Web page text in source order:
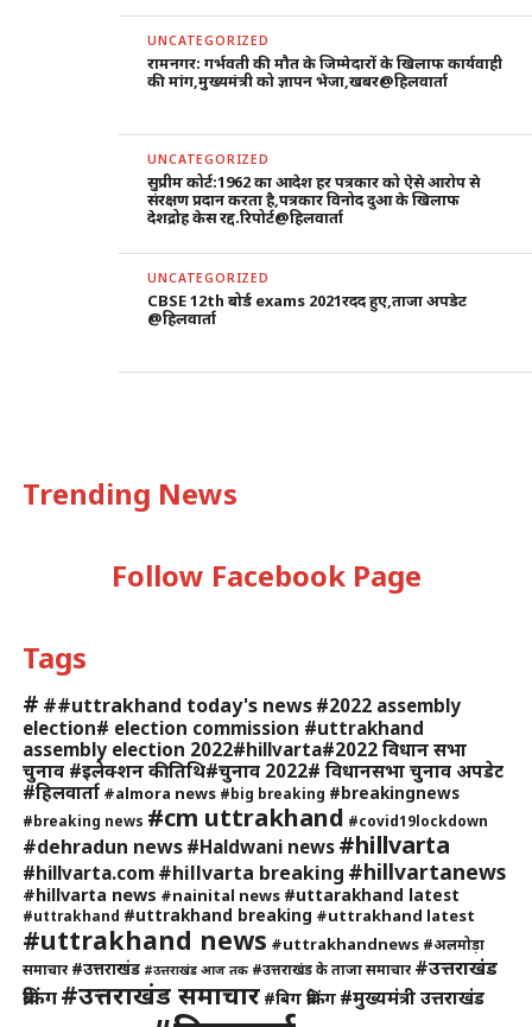
UNCATEGORIZED
रामनगर: गर्भवती की मौत के जिम्मेदारों के खिलाफ कार्यवाही
की मांग,मुख्यमंत्री को ज्ञापन भेजा,खबर@हिलवार्ता
UNCATEGORIZED
सुप्रीम कोर्ट:1962 का आदेश हर पत्रकार को ऐसे आरोप से
संरक्षण प्रदान करता है,पत्रकार विनोद दुआ के खिलाफ
देशद्रोह केस रद्द.रिपोर्ट@हिलवार्ता
UNCATEGORIZED
CBSE 12th बोर्ड exams 2021रदद हुए,ताजा अपडेट
@हिलवार्ता
Trending News
Follow Facebook Page
Tags
# ##uttrakhand today's news #2022 assembly
election# election commission #uttrakhand
assembly election 2022#hillvarta#2022 विधान सभा
चुनाव #इलेक्शन की तिथि#चुनाव 2022# विधानसभा चुनाव अपडेट
#हिलवार्ता #almora news #big breaking #breakingnews
#breaking news #cm uttrakhand #covid19lockdown
#dehradun news #Haldwani news #hillvarta
#hillvarta.com #hillvarta breaking #hillvartanews
#hillvarta news #nainital news #uttarakhand latest
#uttrakhand #uttrakhand breaking #uttrakhand latest
#uttrakhand news #uttrakhandnews #अलमोड़ा
समाचार #उत्तराखंड #उत्तराखंड आज तक #उत्तराखंड के ताजा समाचार #उत्तराखंड
ब्रेकिंग#उत्तराखंड समाचार #बिग ब्रेकिंग #मुख्यमंत्री उत्तराखंड